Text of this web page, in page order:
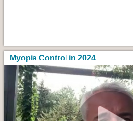
Myopia Control in 2024